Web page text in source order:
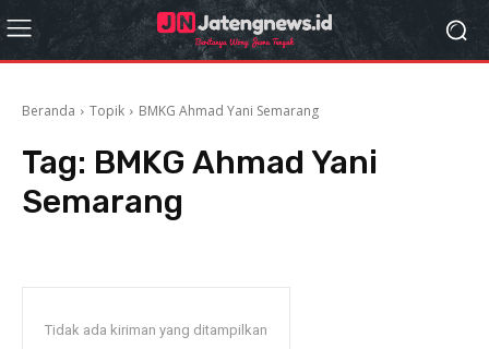
Beranda Topik BMKG Ahmad Yani Semarang
Tag: BMKG Ahmad Yani
Semarang
Tidak ada kiriman yang ditampilkan